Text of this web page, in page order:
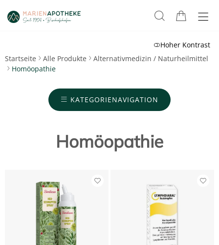
Hoher Kontrast
Startseite
Alle Produkte
Alternativmedizin / Naturheilmittel
Homöopathie
KATEGORIENAVIGATION
Homöopathie